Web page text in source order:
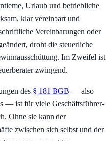
Urlaub und betriebliche
klar vereinbart und
Vereinbarungen oder
droht die steuerliche
Im Zweifel ist
zwingend.
des § 181 BGB — also
— ist für viele Geschäftsführer-
Ohne sie kann der
zwischen sich selbst und der